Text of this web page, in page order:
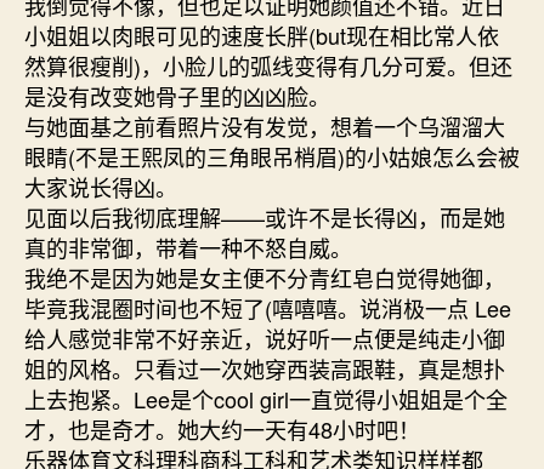
小姐姐以肉眼可见的速度长胖(but现在相比常人依
然算很瘦削)，小脸儿的弧线变得有几分可爱。但还
是没有改变她骨子里的凶凶脸。
与她面基之前看照片没有发觉，想着一个乌溜溜大
眼睛(不是王熙凤的三角眼吊梢眉)的小姑娘怎么会被
大家说长得凶。
见面以后我彻底理解——或许不是长得凶，而是她
真的非常御，带着一种不怒自威。
我绝不是因为她是女主便不分青红皂白觉得她御，
毕竟我混圈时间也不短了(嘻嘻嘻。说消极一点 Lee
给人感觉非常不好亲近，说好听一点便是纯走小御
姐的风格。只看过一次她穿西装高跟鞋，真是想扑
上去抱紧。Lee是个cool girl一直觉得小姐姐是个全
才，也是奇才。她大约一天有48小时吧！
乐器体育文科理科商科工科和艺术类知识样样都